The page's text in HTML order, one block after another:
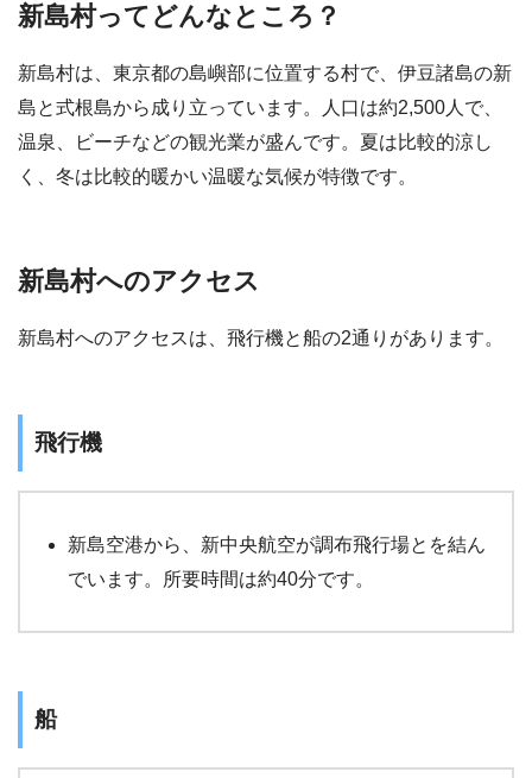
新島村ってどんなところ？
新島村は、東京都の島嶼部に位置する村で、伊豆諸島の新
島と式根島から成り立っています。人口は約2,500人で、
温泉、ビーチなどの観光業が盛んです。夏は比較的涼し
く、冬は比較的暖かい温暖な気候が特徴です。
新島村へのアクセス
新島村へのアクセスは、飛行機と船の2通りがあります。
飛行機
新島空港から、新中央航空が調布飛行場とを結ん
でいます。所要時間は約40分です。
船